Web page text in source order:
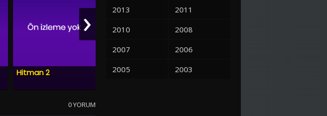
Hitman 2 Murder Party
›
0 YORUM
2013
2011
2010
2008
2007
2006
2005
2003